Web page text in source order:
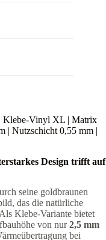
Klebe-Vinyl XL | Matrix
| Nutzschicht 0,55 mm |
Design trifft auf
seine goldbraunen
das die natürliche
Klebe-Variante bietet
von nur2,5 mm
bei